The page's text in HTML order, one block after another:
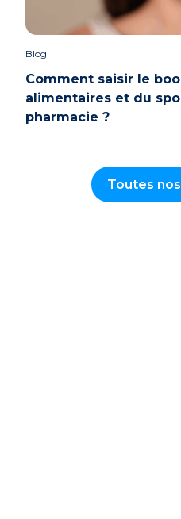
Blog
Comment saisir le
alimentaires et du
pharmacie ?
Toutes